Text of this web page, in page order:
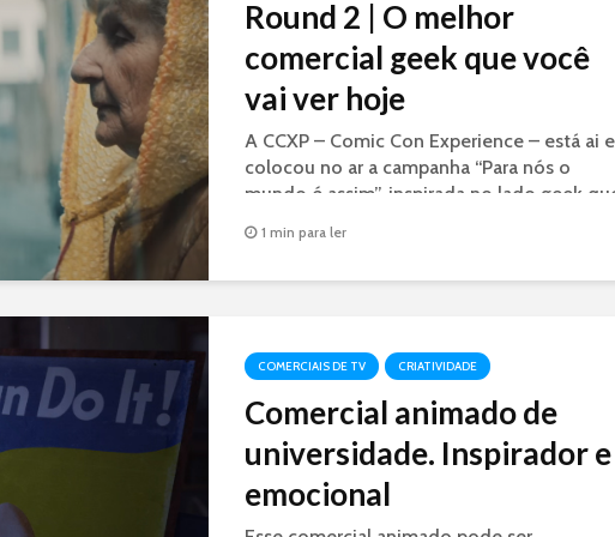
Round 2 | O melhor
comercial geek que você
vai ver hoje
A CCXP – Comic Con Experience – está ai e
colocou no ar a campanha “Para nós o
mundo é assim”, inspirada no lado geek
existe em cada um de nós. E o carro chefe
da campanha é um filme para internet e...
1 min para ler
COMERCIAIS DE TV CRIATIVIDADE
Comercial animado de
universidade. Inspirador e
emocional